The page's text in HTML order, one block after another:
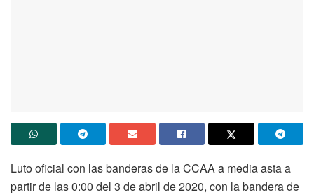
Luto oficial con las banderas de la CCAA a media asta a
partir de las 0:00 del 3 de abril de 2020, con la bandera de